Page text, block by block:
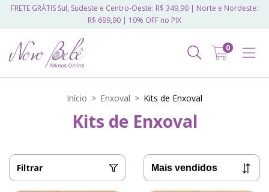
FRETE GRÁTIS Sul, Sudeste e Centro-Oeste: R$ 349,90 | Norte e Nordeste:
R$ 699,90 | 10% OFF no PIX
0
Início > Enxoval > Kits de Enxoval
Kits de Enxoval
Filtrar